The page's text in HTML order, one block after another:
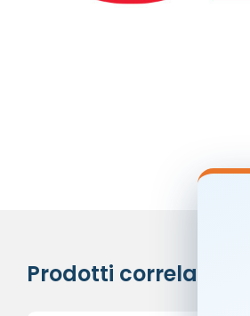
Prodotti correlati